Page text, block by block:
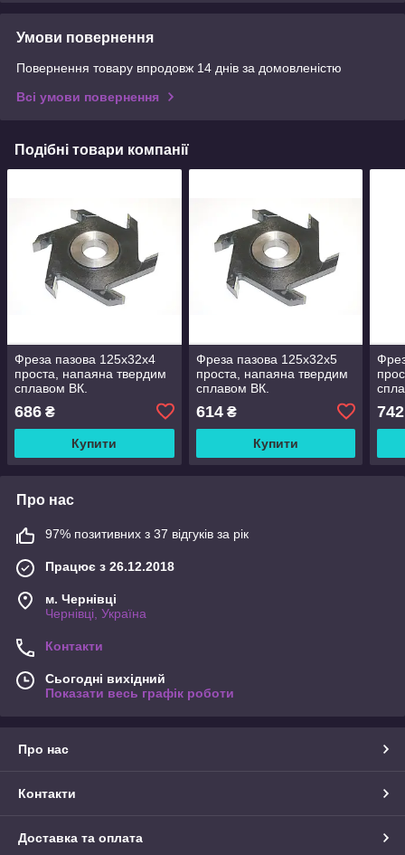
Умови повернення
Повернення товару впродовж 14 днів за домовленістю
Всі умови повернення
Подібні товари компанії
Фреза пазова 125x32x4
проста, напаяна твердим
сплавом ВК.
686 ₴
Купити
Фреза пазова 125x32x5
проста, напаяна твердим
сплавом ВК.
614₴
Купити
742
Про нас
97% позитивних з 37 відгуків за рік
Працює з 26.12.2018
м. Чернівці
Чернівці, Україна
Контакти
Сьогодні вихідний
Показати весь графік роботи
Про нас
Контакти
Доставка та оплата